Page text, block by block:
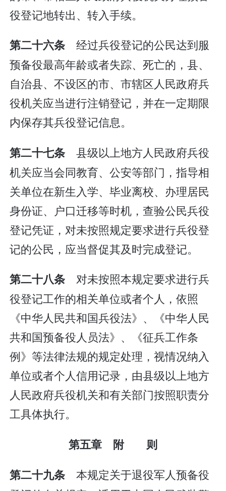
役登记地转出、转入手续。
第二十六条经过兵役登记的公民达到服
预备役最高年龄或者失踪、死亡的，县、
自治县、不设区的市、市辖区人民政府兵
役机关应当进行注销登记，并在一定期限
内保存其兵役登记信息。
第二十七条县级以上地方人民政府兵役
机关应当会同教育、公安等部门，指导相
关单位在新生入学、毕业离校、办理居民
身份证、户口迁移等时机，查验公民兵役
登记凭证，对未按照规定要求进行兵役登
记的公民，应当督促其及时完成登记。
第二十八条对未按照本规定要求进行兵
役登记工作的相关单位或者个人，依照
《中华人民共和国兵役法》、《中华人民
共和国预备役人员法》、《征兵工作条
例》等法律法规的规定处理，视情况纳入
单位或者个人信用记录，由县级以上地方
人民政府兵役机关和有关部门按照职责分
工具体执行。
第五章 附 则
第二十九条 本规定关于退役军人预备役